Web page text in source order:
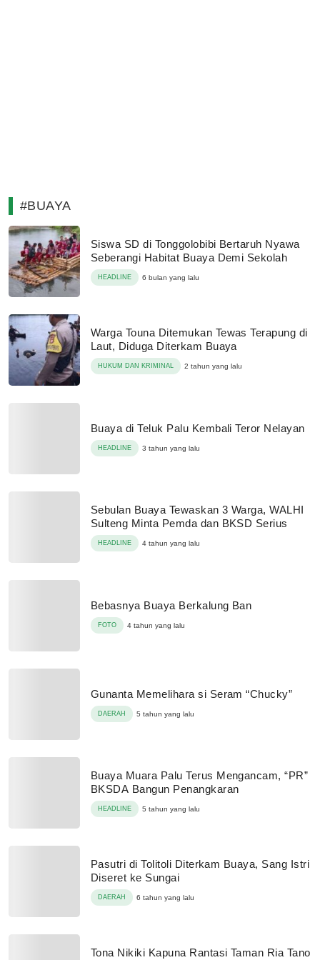
#BUAYA
Siswa SD di Tonggolobibi Bertaruh Nyawa
Seberangi Habitat Buaya Demi Sekolah
HEADLINE 6 bulan yang lalu
Warga Touna Ditemukan Tewas Terapung di
Laut, Diduga Diterkam Buaya
HUKUM DAN KRIMINAL 2 tahun yang lalu
Buaya di Teluk Palu Kembali Teror Nelayan
HEADLINE 3 tahun yang lalu
Sebulan Buaya Tewaskan 3 Warga, WALHI
Sulteng Minta Pemda dan BKSD Serius
HEADLINE 4 tahun yang lalu
Bebasnya Buaya Berkalung Ban
FOTO 4 tahun yang lalu
Gunanta Memelihara si Seram “Chucky”
DAERAH 5 tahun yang lalu
Buaya Muara Palu Terus Mengancam, “PR”
BKSDA Bangun Penangkaran
HEADLINE 5 tahun yang lalu
Pasutri di Tolitoli Diterkam Buaya, Sang Istri
Diseret ke Sungai
DAERAH 6 tahun yang lalu
Tona Nikiki Kapuna Rantasi Taman Ria Tano